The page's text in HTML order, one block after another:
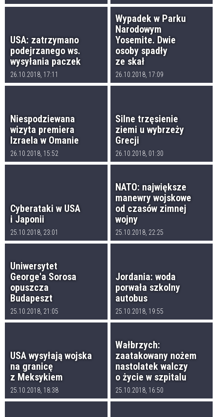
USA: zatrzymano
podejrzanego ws.
wysyłania paczek
26.10.2018, 17:11
Wypadek w Parku
Narodowym
Yosemite. Dwie
osoby spadły
ze skał
26.10.2018, 17:09
Niespodziewana
wizyta premiera
Izraela w Omanie
26.10.2018, 15:52
Silne trzęsienie
ziemi u wybrzeży
Grecji
26.10.2018, 01:30
Cyberataki w USA
i Japonii
25.10.2018, 23:01
NATO: największe
manewry wojskowe
od czasów zimnej
wojny
25.10.2018, 22:25
Uniwersytet
George'a Sorosa
opuszcza
Budapeszt
25.10.2018, 21:05
Jordania: woda
porwała szkolny
autobus
25.10.2018, 19:55
USA wysyłają wojska
na granicę
z Meksykiem
25.10.2018, 18:38
Wałbrzych:
zaatakowany nożem
nastolatek walczy
o życie w szpitalu
25.10.2018, 16:50